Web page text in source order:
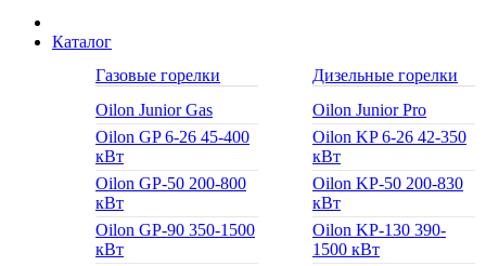
Каталог
Газовые горелки
Oilon Junior Gas
Oilon GP 6-26 45-400
кВт
Oilon GP-50 200-800
кВт
Oilon GP-90 350-1500
кВт
Дизельные горелки
Oilon Junior Pro
Oilon KP 6-26 42-350
кВт
Oilon KP-50 200-830
кВт
Oilon KP-130 390-
1500 кВт